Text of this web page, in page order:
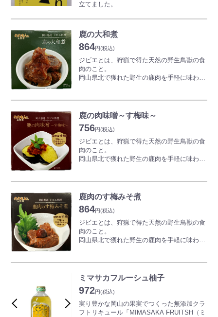
立てました。
鹿の大和煮
864円(税込)
ジビエとは、狩猟で得た天然の野生鳥獣の食
肉のこと。
岡山県北で獲れた野生の鹿肉を手軽に味わえ
クセがなく、洗練された味わいには、森の恵
みが詰まっています。
岡山県産鹿肉を大和煮にして、ほろほろと柔
らかいお肉に仕上がっています。
すじ肉を使用していますので、コラーゲンも
鹿の肉味噌～す梅味～
756円(税込)
ジビエとは、狩猟で得た天然の野生鳥獣の食
肉のこと。
岡山県北で獲れた野生の鹿肉を手軽に味わえ
クセがなく、洗練された味わいには、森の恵
みが詰まっています。
岡山県産鹿肉を鏡野産みそと鏡野特産す梅
（すももの原種）を使用した肉みそです。
パスタソースなどにもおすすめです。
鹿肉のす梅みそ煮
864円(税込)
ジビエとは、狩猟で得た天然の野生鳥獣の食
肉のこと。
岡山県北で獲れた野生の鹿肉を手軽に味わえ
クセがなく、洗練された味わいには、森の恵
みが詰まっています。
『鹿肉のす梅みそ煮』
岡山県産鹿肉を鏡野産みそと鏡野特産す梅
ミマサカフルーシュ柚子
972円(税込)
実り豊かな岡山の果実でつくった無添加クラ
フトリキュール「MIMASAKA FRUITSH（ミ